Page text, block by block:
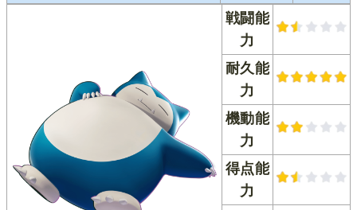
戦闘能
力
耐久能
力
機動能
力
得点能
力